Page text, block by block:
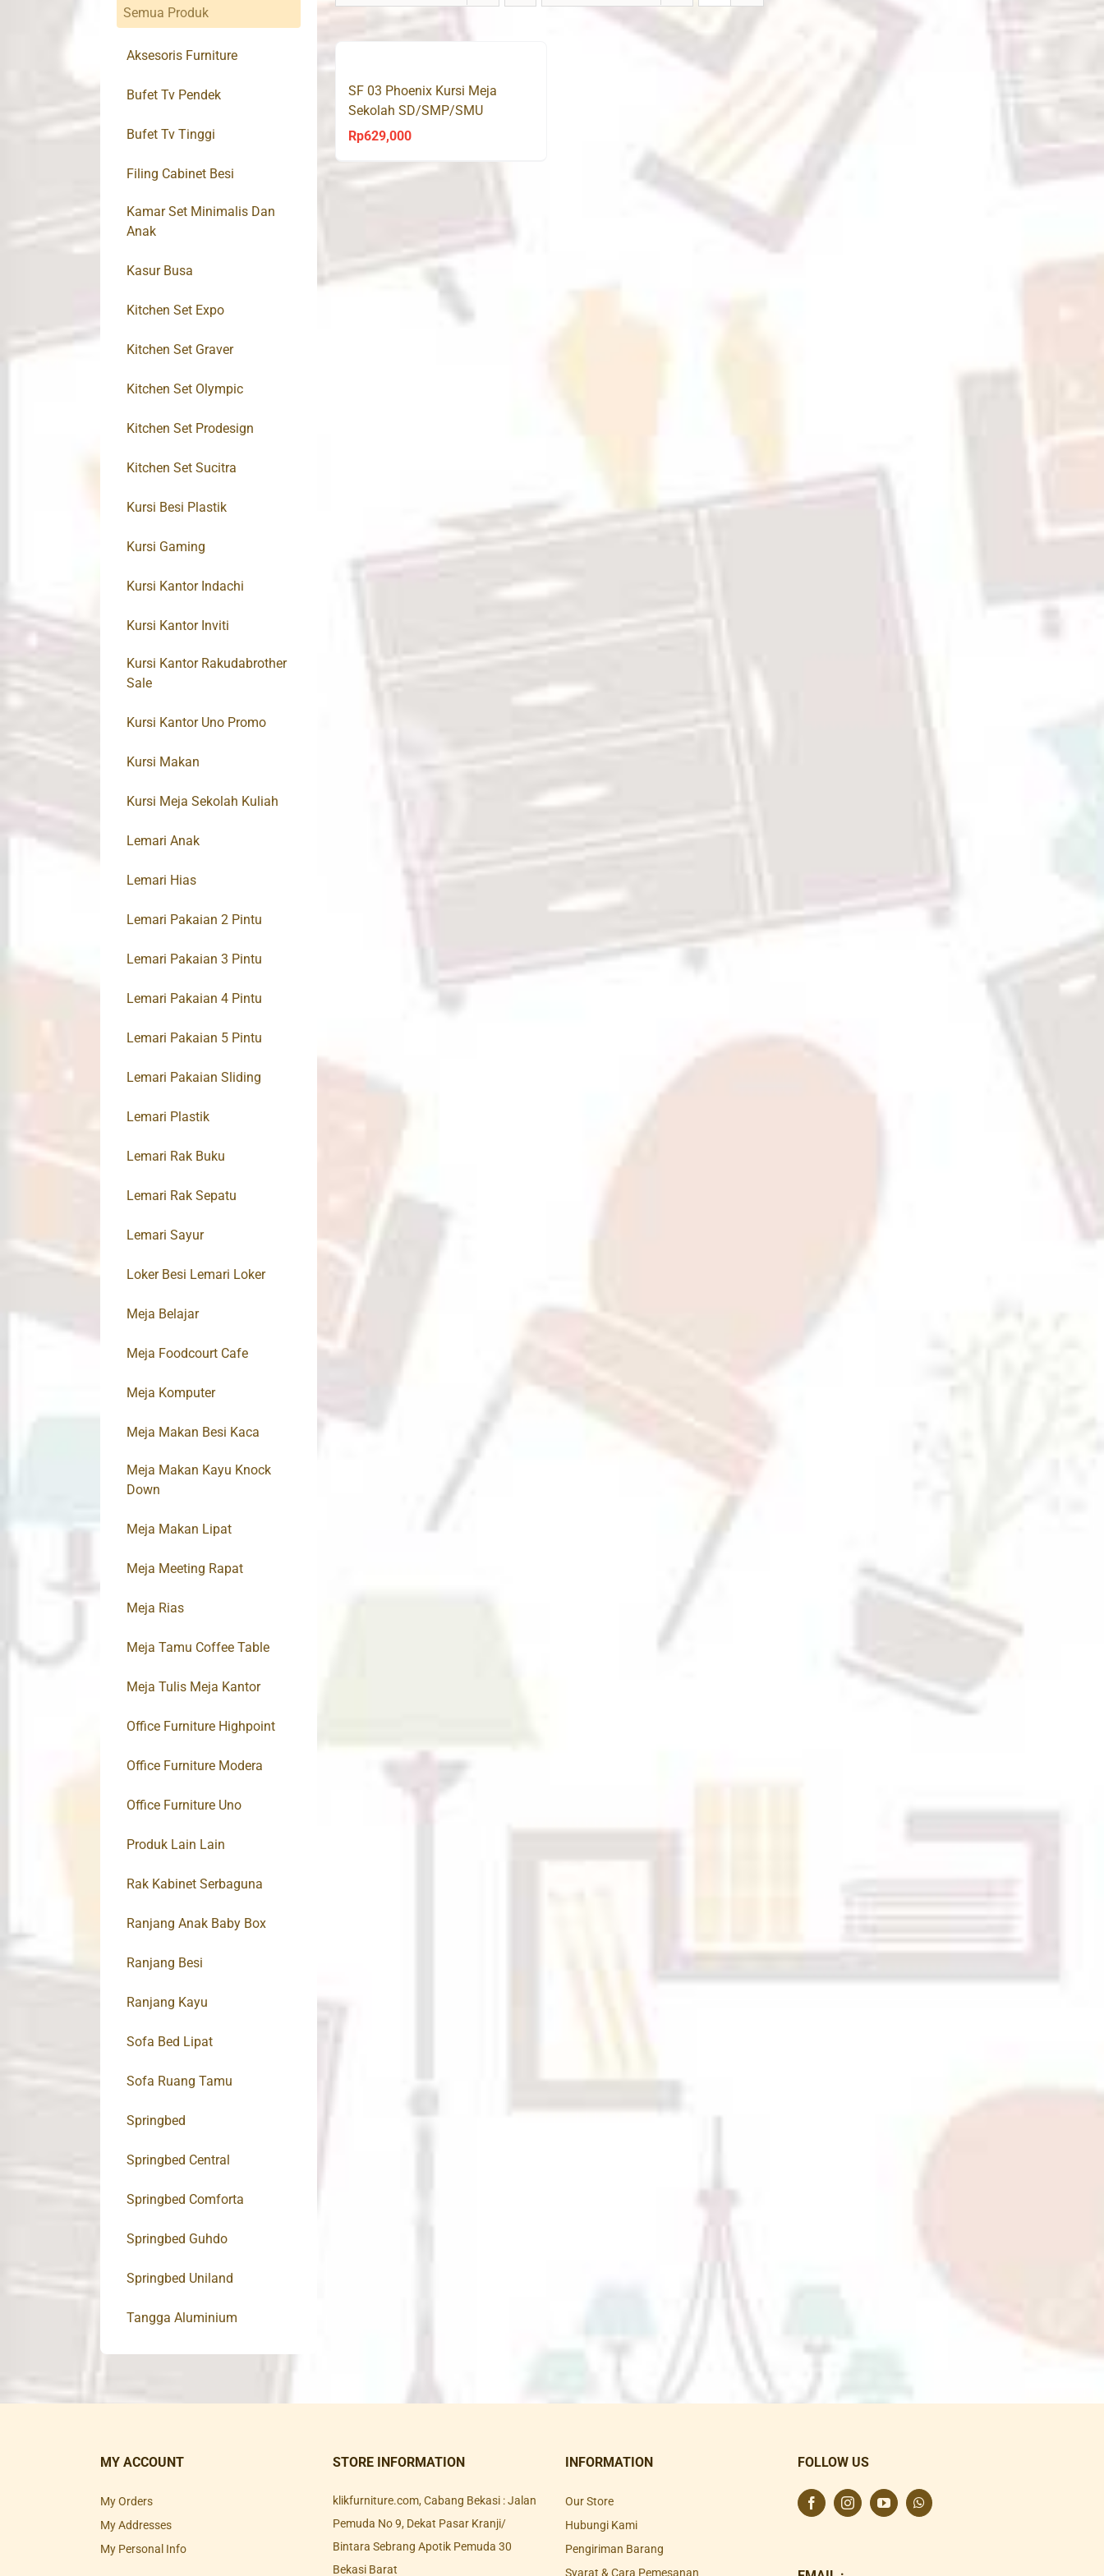
SF 03 Phoenix Kursi Meja
Sekolah SD/SMP/SMU
Rp629,000
Semua Produk
Aksesoris Furniture
Bufet Tv Pendek
Bufet Tv Tinggi
Filing Cabinet Besi
Kamar Set Minimalis Dan
Anak
Kasur Busa
Kitchen Set Expo
Kitchen Set Graver
Kitchen Set Olympic
Kitchen Set Prodesign
Kitchen Set Sucitra
Kursi Besi Plastik
Kursi Gaming
Kursi Kantor Indachi
Kursi Kantor Inviti
Kursi Kantor Rakudabrother
Sale
Kursi Kantor Uno Promo
Kursi Makan
Kursi Meja Sekolah Kuliah
Lemari Anak
Lemari Hias
Lemari Pakaian 2 Pintu
Lemari Pakaian 3 Pintu
Lemari Pakaian 4 Pintu
Lemari Pakaian 5 Pintu
Lemari Pakaian Sliding
Lemari Plastik
Lemari Rak Buku
Lemari Rak Sepatu
Lemari Sayur
Loker Besi Lemari Loker
Meja Belajar
Meja Foodcourt Cafe
Meja Komputer
Meja Makan Besi Kaca
Meja Makan Kayu Knock
Down
Meja Makan Lipat
Meja Meeting Rapat
Meja Rias
Meja Tamu Coffee Table
Meja Tulis Meja Kantor
Office Furniture Highpoint
Office Furniture Modera
Office Furniture Uno
Produk Lain Lain
Rak Kabinet Serbaguna
Ranjang Anak Baby Box
Ranjang Besi
Ranjang Kayu
Sofa Bed Lipat
Sofa Ruang Tamu
Springbed
Springbed Central
Springbed Comforta
Springbed Guhdo
Springbed Uniland
Tangga Aluminium
MY ACCOUNT
My Orders
My Addresses
My Personal Info
STORE INFORMATION
klikfurniture.com, Cabang Bekasi : Jalan
Pemuda No 9, Dekat Pasar Kranji/
Bintara Sebrang Apotik Pemuda 30
Bekasi Barat
INFORMATION
Our Store
Hubungi Kami
Pengiriman Barang
Syarat & Cara Pemesanan
FOLLOW US